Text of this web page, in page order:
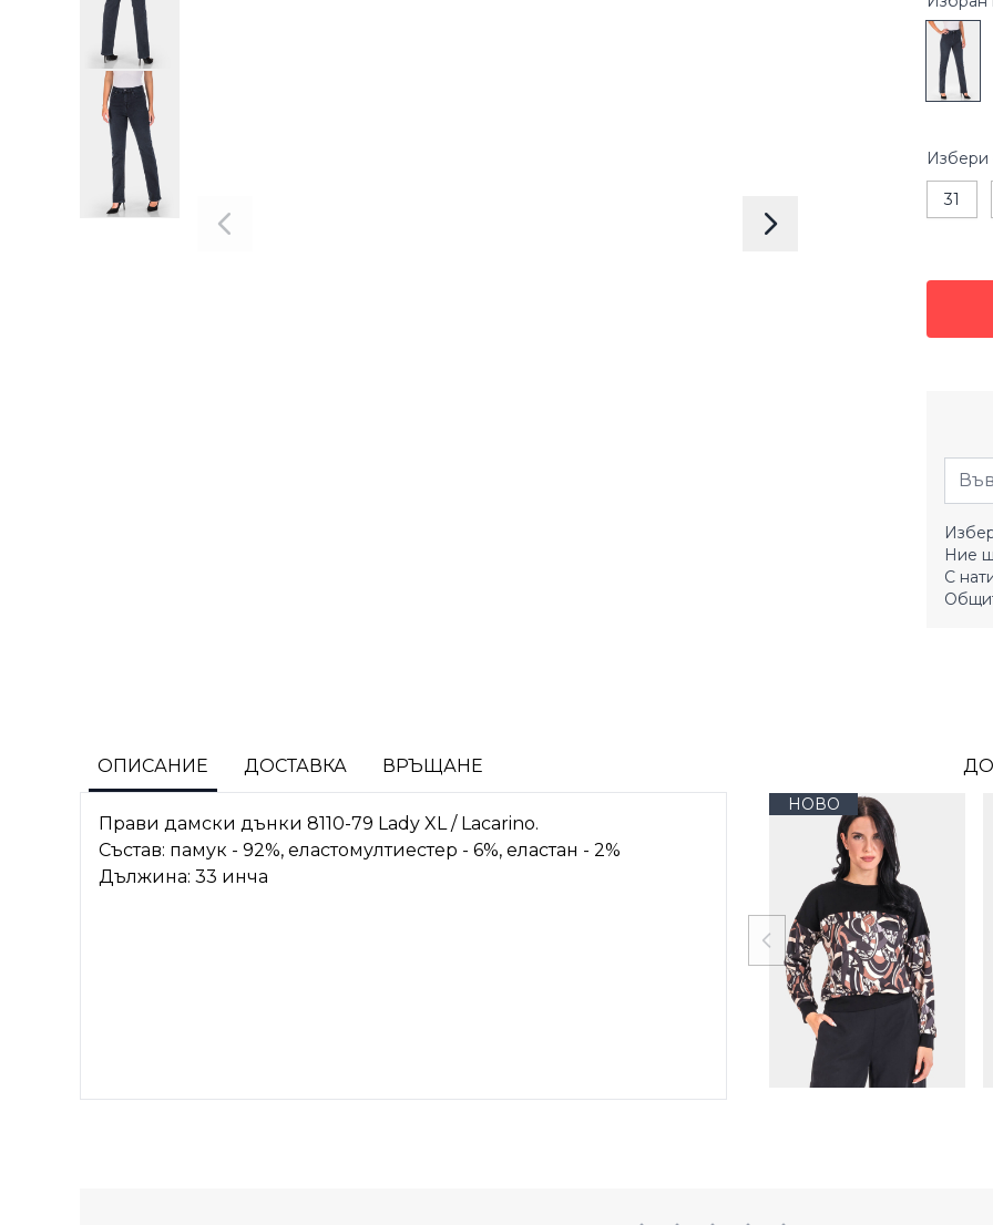
Избери
31
Ние
С
ОПИСАНИЕ
Прави дамски дънки 8110-79 Lady XL / Lacarino.
Състав: памук - 92%, еластомултиестер - 6%, еластан - 2%
Дължина: 33 инча
ДОСТАВКА ВРЪЩАНЕ
НОВО